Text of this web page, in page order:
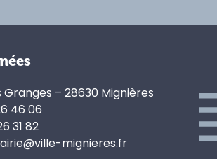
– 28630 Mignières
46 06
31 82
mignieres.fr